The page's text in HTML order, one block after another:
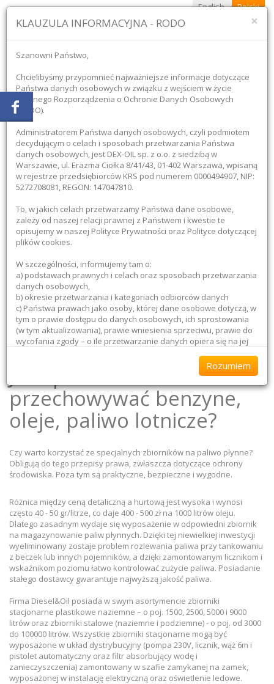
+48 507 954 333
Blog Serwis Kontakt Moje konto Logowanie
English Polski
Produkty
Nasze porady
Strona główna Nasze porady Jak sprawnie przechowywać
benzyne, oleje, paliwo lotnicze?
przechowywać benzyne,
oleje, paliwo lotnicze?
Czy warto korzystać ze specjalnych zbiorników na paliwo płynne?
Obligują do tego przepisy prawa, zwłaszcza dotyczące ochrony
środowiska. Poza tym są praktyczne, bezpieczne i wygodne.
Różnica między ceną detaliczną a hurtową jest wysoka i wynosi
często 40 - 50 gr/litrze, co daje 400 - 500 zł na 1000 litrów oleju.
Dlatego zasadnym wydaje się wyposażenie w odpowiedni zbiornik
na magazynowanie paliw płynnych. Dzięki tej niewielkiej inwestycji
wyeliminowany zostaje problem rozlewania paliwa przy tankowaniu
z beczek lub innych pojemników, a dzięki zamontowanym licznikom i
wskaźnikom poziomu łatwo kontrolować zużycie paliwa. Posiadanie
stałego dostawcy gwarantuje najwyższą jakość paliwa.
Firma Diesel&Oil posiada w swym asortymencie zbiorniki
stacjonarne plastikowe naziemne – o poj. 1500, 2500, 5000 i 9000
litrów oraz zbiorniki stalowe (naziemne i podziemne) - o poj. od 3000
do 100000 litrów. Wszystkie zbiorniki stacjonarne mogą być
wyposażone w układ dystrybucyjny (pompa 230V, licznik, wąż 6m i
pistolet automatyczny oraz filtr absorbujący wodę i
zanieczyszczenia) zamontowany w szafie zamykanej na zamek,
wyposażonej w instalację elektryczną oraz oświetlenie ledowe.
×
KLAUZULA INFORMACYJNA - RODO
Szanowni Państwo,
Chcielibyśmy przypomnieć najważniejsze informacje dotyczące
Państwa danych osobowych w związku z wejściem w życie
Ogólnego Rozporządzenia o Ochronie Danych Osobowych
(RODO).
Administratorem Państwa danych osobowych, czyli podmiotem
decydującym o celach i sposobach przetwarzania Państwa
danych osobowych, jest DEX-OIL sp. z o.o. z siedzibą w
Warszawie, ul. Erazma Ciołka 8/41/43, 01-402 Warszawa, wpisaną
w rejestrze przedsiębiorców KRS pod numerem 0000494907, NIP:
5272708081, REGON: 147047810.
To, w jakich celach przetwarzamy Państwa dane osobowe,
zależy od naszej relacji prawnej z Państwem i kwestie te
opisujemy w naszej Polityce Prywatności oraz Polityce dotyczącej
plików cookies.
W szczególności, informujemy tam o:
a) podstawach prawnych i celach oraz sposobach przetwarzania
danych osobowych,
b) okresie przetwarzania i kategoriach odbiorców danych
c) Państwa prawach jako osoby, której dane osobowe dotyczą, w
tym o prawie dostępu do danych osobowych, ich sprostowania
(w tym aktualizowania), prawie wniesienia sprzeciwu, prawie do
wycofania zgody – o ile przetwarzanie danych opiera się na jej
Wskazujemy również na prawo wniesienia skargi do organu
nadzorczego w razie uznania, że przetwarzamy Państwa dane w
sposób niezgodny z przepisami prawa.
W Polityce Prywatności znajdują się również pozostałe dane
kontaktowe, jednak już teraz wskazujemy, że w przypadku
jakichkolwiek próśb lub pytań dotyczących Państwa danych
osobowych, jesteśmy dostępni pod adresem mailowym:
Jednocześnie zapewniamy, że:
a) nie wykorzystujemy danych osobowych w celach innych niż
przewidziane przepisami prawa,
b) przetwarzamy Państwa dane tylko w zakresie w jakim jest to
niezbędne i dbamy o ich bezpieczeństwo.
Rozumiem